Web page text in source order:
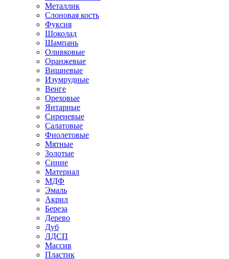
Металлик
Слоновая кость
Фуксия
Шоколад
Шампань
Оливковые
Оранжевые
Вишневые
Изумрудные
Венге
Ореховые
Янтарные
Сиреневые
Салатовые
Фиолетовые
Мятные
Золотые
Синие
Материал
МДФ
Эмаль
Акрил
Береза
Дерево
Дуб
ЛДСП
Массив
Пластик